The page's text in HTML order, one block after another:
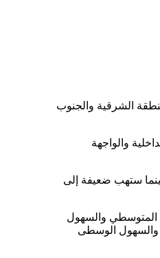
والمنطقة الشرقية والجنوب
والواجهة
ستهب ضعيفة إلى
وما بين 01 و07 درجات بالسايس والساحل المتوسطي والسهول
الجنوبية، وما بين 07 و14 درجة بمنطقة طنجة والسهول الوسطى